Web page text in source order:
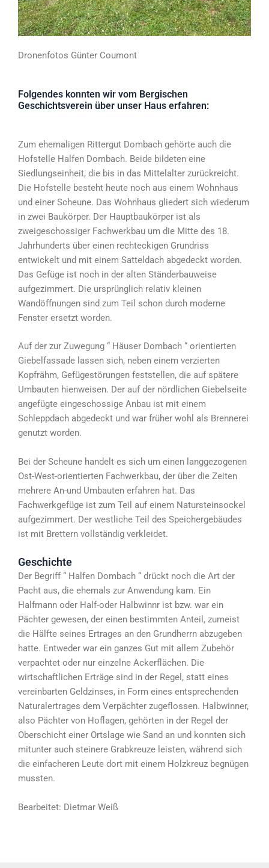
Dronenfotos Günter Coumont
Folgendes konnten wir vom Bergischen
Geschichtsverein über unser Haus erfahren:
Zum ehemaligen Rittergut Dombach gehörte auch die
Hofstelle Halfen Dombach. Beide bildeten eine
Siedlungseinheit, die bis in das Mittelalter zurückreicht.
Die Hofstelle besteht heute noch aus einem Wohnhaus
und einer Scheune. Das Wohnhaus gliedert sich wiederum
in zwei Baukörper. Der Hauptbaukörper ist als
zweigeschossiger Fachwerkbau um die Mitte des 18.
Jahrhunderts über einen rechteckigen Grundriss
entwickelt und mit einem Satteldach abgedeckt worden.
Das Gefüge ist noch in der alten Ständerbauweise
aufgezimmert. Die ursprünglich relativ kleinen
Wandöffnungen sind zum Teil schon durch moderne
Fenster ersetzt worden.
Auf der zur Zuwegung “ Häuser Dombach “ orientierten
Giebelfassade lassen sich, neben einem verzierten
Kopfrähm, Gefügestörungen feststellen, die auf spätere
Umbauten hienweisen. Der auf der nördlichen Giebelseite
angefügte eingeschossige Anbau ist mit einem
Schleppdach abgedeckt und war früher wohl als Brennerei
genutzt worden.
Bei der Scheune handelt es sich um einen langgezogenen
Ost-West-orientierten Fachwerkbau, der über die Zeiten
mehrere An-und Umbauten erfahren hat. Das
Fachwerkgefüge ist zum Teil auf einem Natursteinsockel
aufgezimmert. Der westliche Teil des Speichergebäudes
ist mit Brettern vollständig verkleidet.
Geschichte
Der Begriff “ Halfen Dombach “ drückt noch die Art der
Pacht aus, die ehemals zur Anwendung kam. Ein
Halfmann oder Half-oder Halbwinnr ist bzw. war ein
Pächter gewesen, der einen bestimmten Anteil, zumeist
die Hälfte seines Ertrages an den Grundherrn abzugeben
hatte. Entweder war ein ganzes Gut mit allem Zubehör
verpachtet oder nur einzelne Ackerflächen. Die
wirtschaftlichen Erträge sind in der Regel, statt eines
vereinbarten Geldzinses, in Form eines entsprechenden
Naturalertrages dem Verpächter zugeflossen. Halbwinner,
also Pächter von Hoflagen, gehörten in der Regel der
Oberschicht einer Ortslage wie Sand an und konnten sich
mitunter auch steinere Grabkreuze leisten, während sich
die einfacheren Leute dort mit einem Holzkreuz begnügen
mussten.
Bearbeitet: Dietmar Weiß